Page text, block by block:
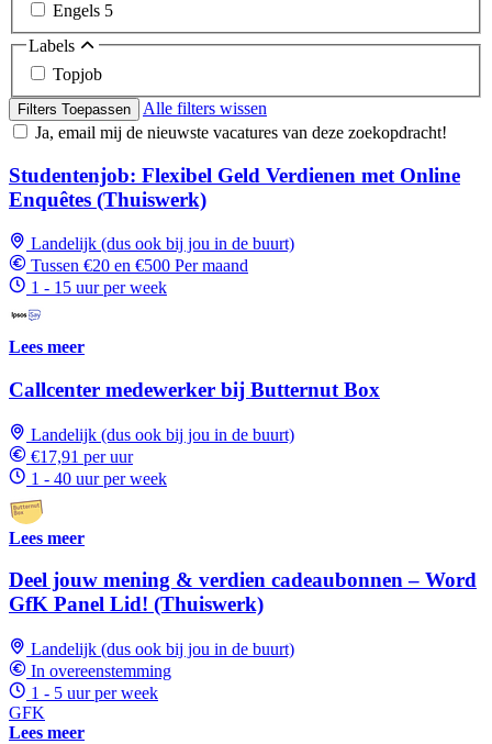
Engels 5
Labels
Topjob
Filters Toepassen
Alle filters wissen
Ja, email mij de nieuwste vacatures van deze zoekopdracht!
Studentenjob: Flexibel Geld Verdienen met Online
Enquêtes (Thuiswerk)
Landelijk (dus ook bij jou in de buurt)
Tussen €20 en €500 Per maand
1 - 15 uur per week
Lees meer
Callcenter medewerker bij Butternut Box
Landelijk (dus ook bij jou in de buurt)
€17,91 per uur
1 - 40 uur per week
Lees meer
Deel jouw mening & verdien cadeaubonnen – Word
GfK Panel Lid! (Thuiswerk)
Landelijk (dus ook bij jou in de buurt)
In overeenstemming
1 - 5 uur per week
GFK
Lees meer